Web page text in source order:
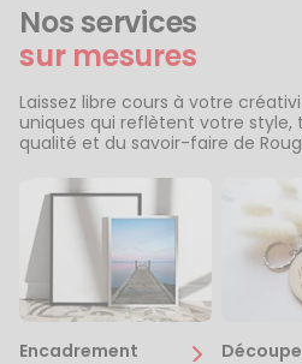
Nos services
sur mesures
Laissez libre cours à votre
uniques qui reflètent votre
qualité et du savoir-faire de
Encadrement